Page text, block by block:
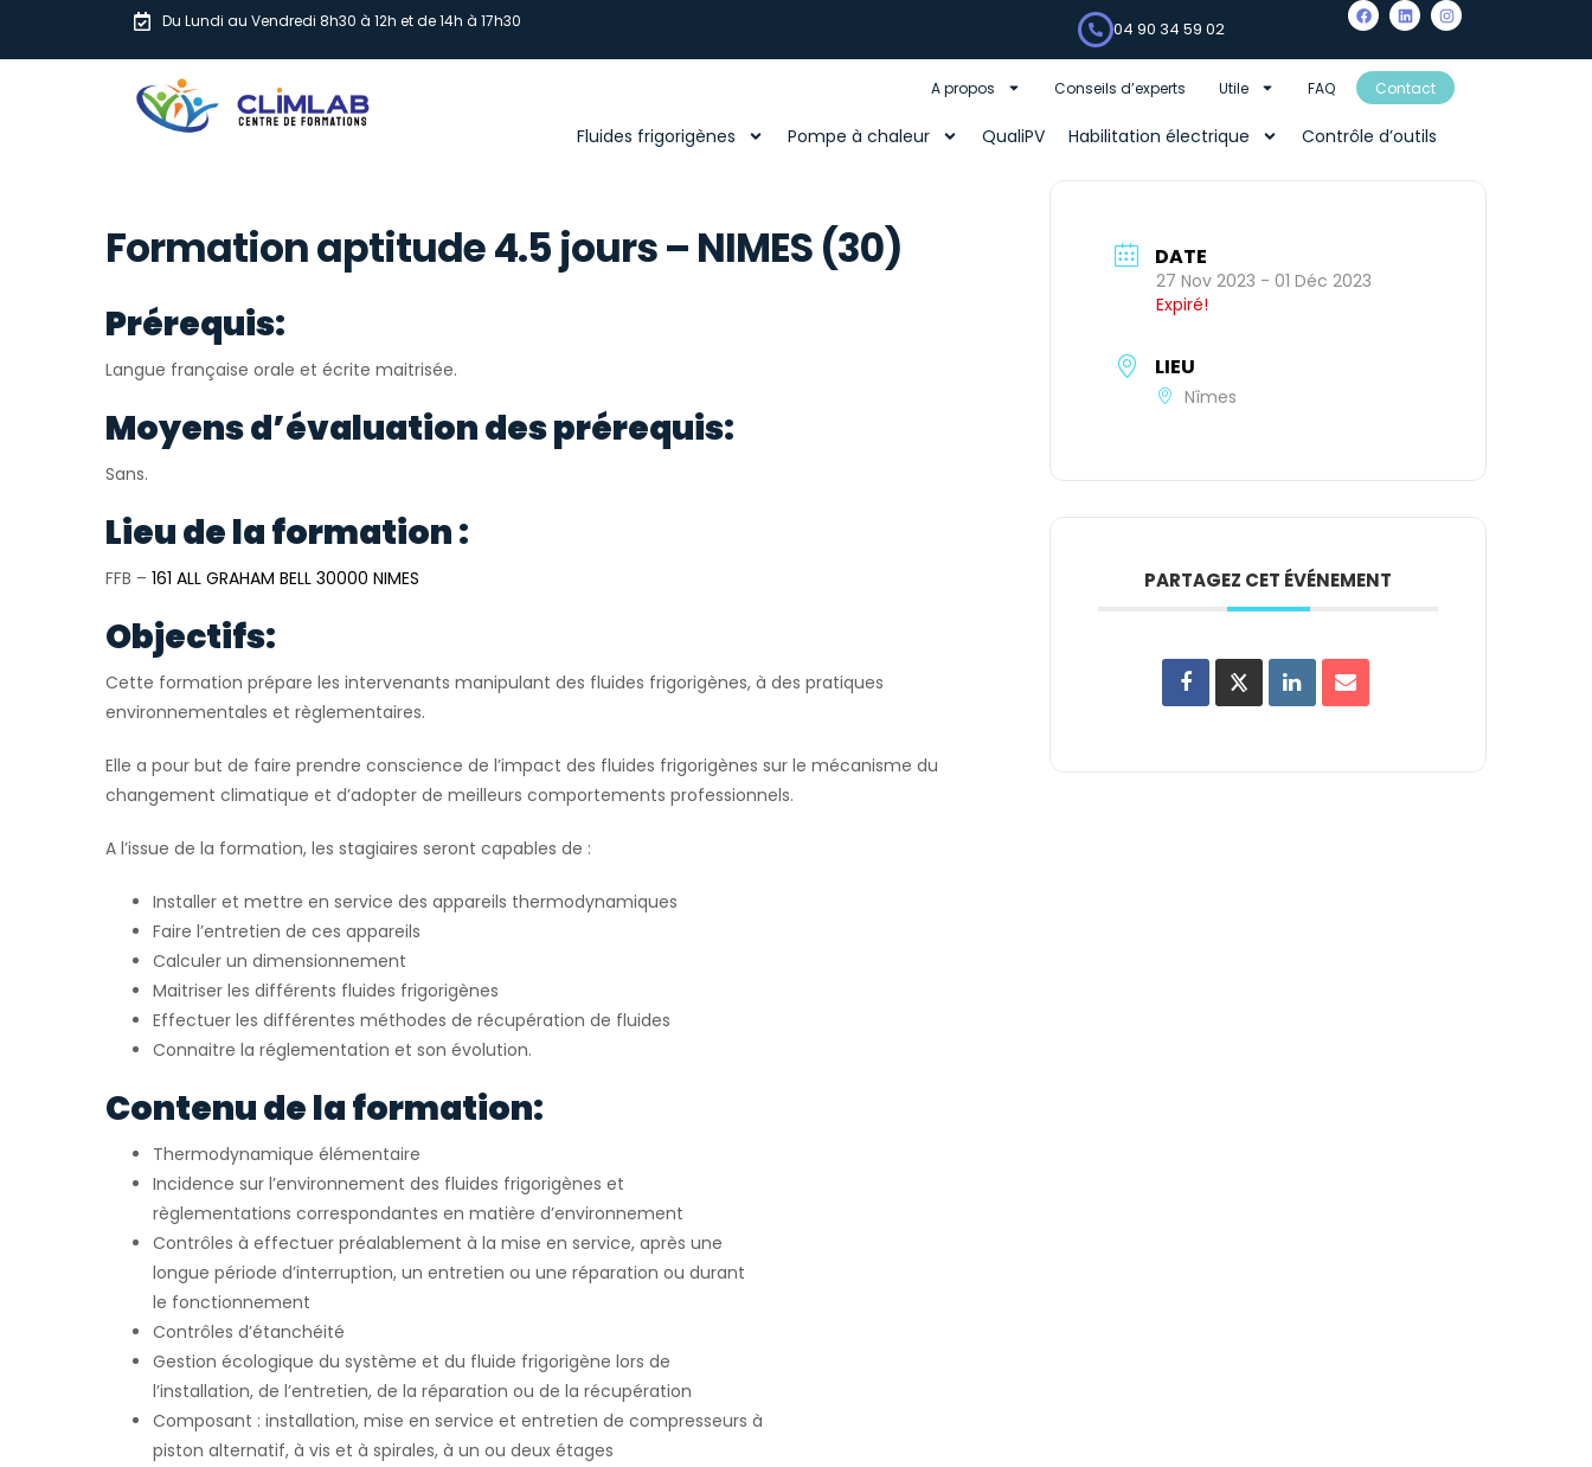
Du Lundi au Vendredi 8h30 à 12h et de 14h à 17h30 04 90 34 59 02
A propos Conseils d’experts Utile FAQ Contact
Fluides frigorigènes Pompe à chaleur QualiPV Habilitation électrique Contrôle d’outils
Formation aptitude 4.5 jours – NIMES (30)
Prérequis:
Langue française orale et écrite maitrisée.
Moyens d’évaluation des prérequis:
Sans.
Lieu de la formation :
FFB – 161 ALL GRAHAM BELL 30000 NIMES
Objectifs:
Cette formation prépare les intervenants manipulant des fluides frigorigènes, à des pratiques
environnementales et règlementaires.
Elle a pour but de faire prendre conscience de l’impact des fluides frigorigènes sur le mécanisme du
changement climatique et d’adopter de meilleurs comportements professionnels.
A l’issue de la formation, les stagiaires seront capables de :
Installer et mettre en service des appareils thermodynamiques
Faire l’entretien de ces appareils
Calculer un dimensionnement
Maitriser les différents fluides frigorigènes
Effectuer les différentes méthodes de récupération de fluides
Connaitre la réglementation et son évolution.
Contenu de la formation:
Thermodynamique élémentaire
Incidence sur l’environnement des fluides frigorigènes et
règlementations correspondantes en matière d’environnement
Contrôles à effectuer préalablement à la mise en service, après une
longue période d’interruption, un entretien ou une réparation ou durant
le fonctionnement
Contrôles d’étanchéité
Gestion écologique du système et du fluide frigorigène lors de
l’installation, de l’entretien, de la réparation ou de la récupération
Composant : installation, mise en service et entretien de compresseurs à
piston alternatif, à vis et à spirales, à un ou deux étages
DATE
27 Nov 2023 - 01 Déc 2023
Expiré!
LIEU
Nîmes
PARTAGEZ CET ÉVÉNEMENT